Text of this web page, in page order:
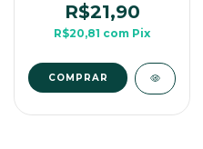
R$21,90
R$20,81 com Pix
COMPRAR